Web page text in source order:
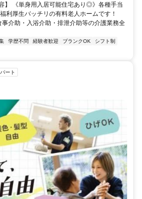
】 《単身用入居可能住宅あり◎》各種手当
利厚生バッチリの有料老人ホームです！
事介助・入浴介助・排泄介助等の介護業務全
学歴不問 経験者歓迎 ブランクOK
シフト制
ート